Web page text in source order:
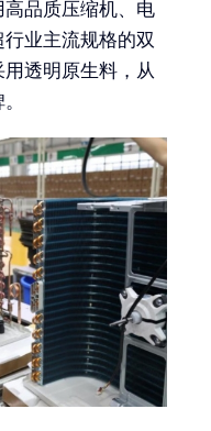
品质压缩机、电
业主流规格的双
透明原生料，从